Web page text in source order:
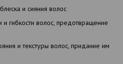
и сияния волос
гибкости волос, предотвращение
и текстуры волос, придание им